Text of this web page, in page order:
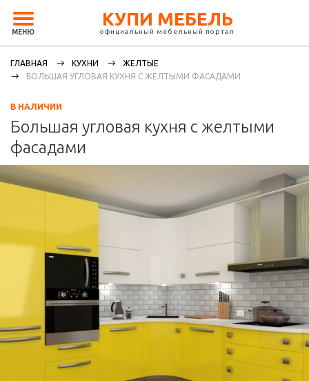
МЕНЮ
КУПИ МЕБЕЛЬ
официальный мебельный портал
ГЛАВНАЯ КУХНИ
ЖЕЛТЫЕ
БОЛЬШАЯ УГЛОВАЯ КУХНЯ С ЖЕЛТЫМИ ФАСАДАМИ
В НАЛИЧИИ
Большая угловая кухня с желтыми
фасадами